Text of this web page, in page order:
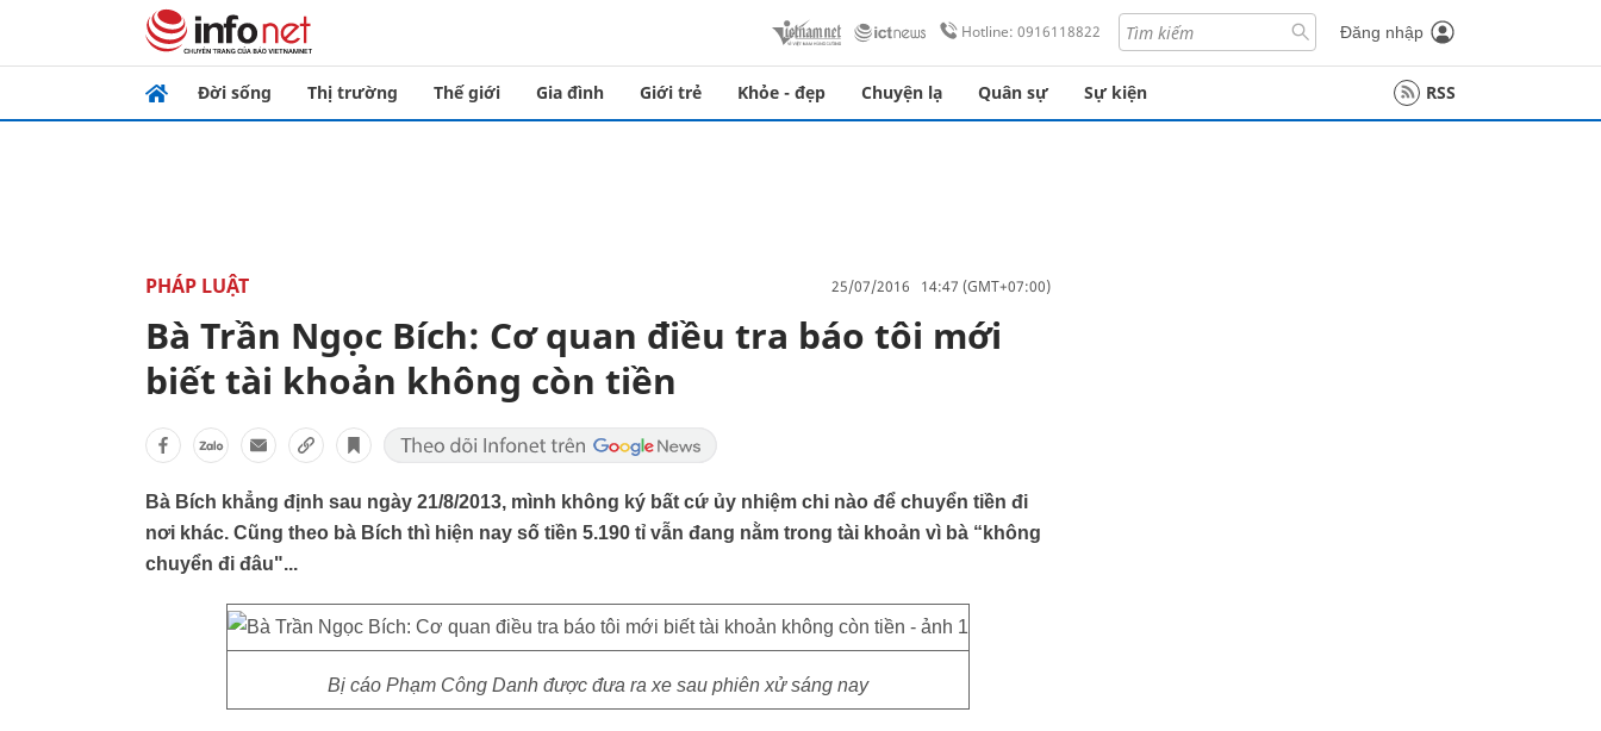
Hotline: 0916118822 Đăng nhập
Đời sống Thị trường Thế giới Gia đình Giới trẻ Khỏe - đẹp Chuyện lạ Quân sự Sự kiện RSS
PHÁP LUẬT 25/07/2016 14:47 (GMT+07:00)
Bà Trần Ngọc Bích: Cơ quan điều tra báo tôi mới
biết tài khoản không còn tiền
Bà Bích khẳng định sau ngày 21/8/2013, mình không ký bất cứ ủy nhiệm chi nào để chuyển tiền đi
nơi khác. Cũng theo bà Bích thì hiện nay số tiền 5.190 tỉ vẫn đang nằm trong tài khoản vì bà “không
chuyển đi đâu"...
Bị cáo Phạm Công Danh được đưa ra xe sau phiên xử sáng nay